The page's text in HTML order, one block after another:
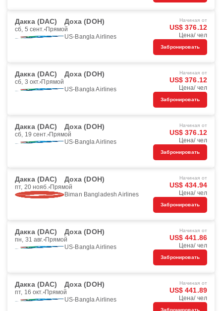
Дакка (DAC) Доха (DOH)
сб, 5 сент. Прямой
US-Bangla Airlines
Начиная от
US$ 376.12
Цена/ чел
Забронировать
Дакка (DAC) Доха (DOH)
сб, 3 окт. Прямой
US-Bangla Airlines
Начиная от
US$ 376.12
Цена/ чел
Забронировать
Дакка (DAC) Доха (DOH)
сб, 19 сент. Прямой
US-Bangla Airlines
Начиная от
US$ 376.12
Цена/ чел
Забронировать
Дакка (DAC) Доха (DOH)
пт, 20 нояб. Прямой
Biman Bangladesh Airlines
Начиная от
US$ 434.94
Цена/ чел
Забронировать
Дакка (DAC) Доха (DOH)
пн, 31 авг. Прямой
US-Bangla Airlines
Начиная от
US$ 441.86
Цена/ чел
Забронировать
Дакка (DAC) Доха (DOH)
пт, 16 окт. Прямой
US-Bangla Airlines
Начиная от
US$ 441.89
Цена/ чел
Забронировать